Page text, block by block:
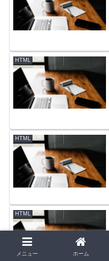
HTML
HTML
HTML
メニュー ホーム